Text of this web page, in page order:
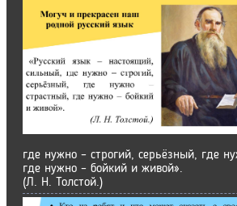
где нужно – строгий, серьёзный, где
где нужно – бойкий и живой».
(Л. Н. Толстой.)